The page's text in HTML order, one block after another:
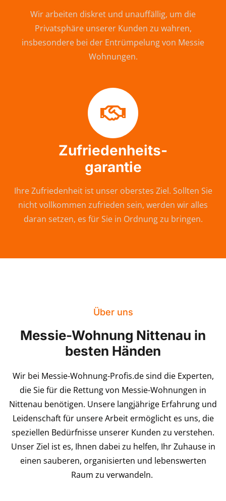
Wir arbeiten diskret und unauffällig, um die
Privatsphäre unserer Kunden zu wahren,
insbesondere bei der Entrümpelung von Messie
Wohnungen.
Zufriedenheits-
garantie
Ihre Zufriedenheit ist unser oberstes Ziel. Sollten Sie
nicht vollkommen zufrieden sein, werden wir alles
daran setzen, es für Sie in Ordnung zu bringen.
Über uns
Messie-Wohnung Nittenau in
besten Händen
Wir bei Messie-Wohnung-Profis.de sind die Experten,
die Sie für die Rettung von Messie-Wohnungen in
Nittenau benötigen. Unsere langjährige Erfahrung und
Leidenschaft für unsere Arbeit ermöglicht es uns, die
speziellen Bedürfnisse unserer Kunden zu verstehen.
Unser Ziel ist es, Ihnen dabei zu helfen, Ihr Zuhause in
einen sauberen, organisierten und lebenswerten
Raum zu verwandeln.